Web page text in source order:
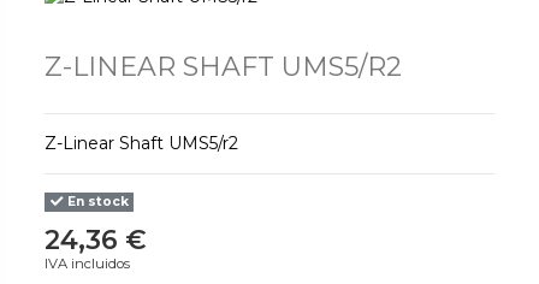
Z-LINEAR SHAFT UMS5/R2
Z-Linear Shaft UMS5/r2
En stock
24,36 €
IVA incluidos